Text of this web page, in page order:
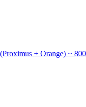
+ Orange) ~